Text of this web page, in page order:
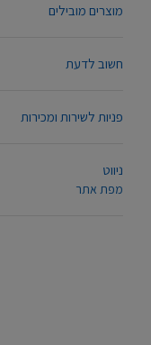
מוצרים מובילים
חשוב לדעת
פניות לשירות ומכירות
ניווט
מפת אתר